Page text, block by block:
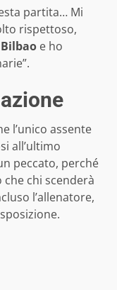
partita… Mi
rispettoso,
Bilbao e ho
l’unico assente
all’ultimo
peccato, perché
chi scenderà
l’allenatore,